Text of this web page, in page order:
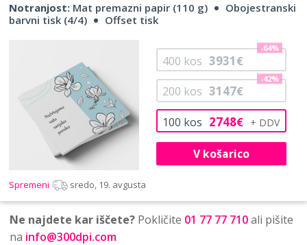
Notranjost: Mat premazni papir (110 g)
Obojestranski
barvni tisk (4/4)
Offset tisk
100 kos 2748€
200 kos 3147€
-42%
400 kos 3931€
-64%
V košarico
Spremeni sredo, 19. avgusta
Ne najdete kar iščete? Pokličite 01 77 77 710ali pišite
na info@300dpi.com